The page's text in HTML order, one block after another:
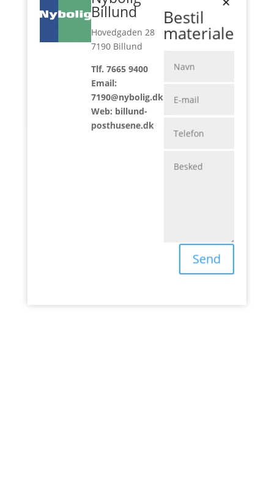
3D panoramabilleder
Billund
Hovedgaden 28
7190 Billund
Tlf. 7665 9400
Email:
7190@nybolig.dk
Web: billund-
posthusene.dk
Bestil
materiale
Send